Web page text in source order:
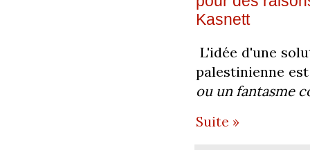
Kasnett
L'idée d'une
palestinienne
ou un fantasme
Suite »